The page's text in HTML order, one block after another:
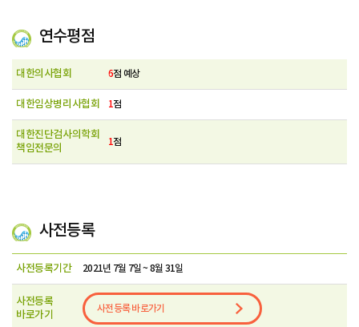
연수평점
대한의사협회 6점 예상
대한임상병리사협회 1점
대한진단검사의학회
책임전문의
1점
사전등록
사전등록기간 2021년 7월 7일 ~ 8월 31일
사전등록
바로가기
사전등록 바로가기